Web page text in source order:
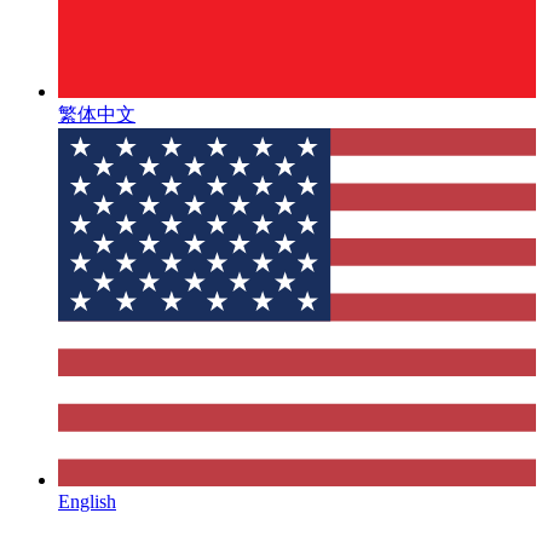
繁体中文
English